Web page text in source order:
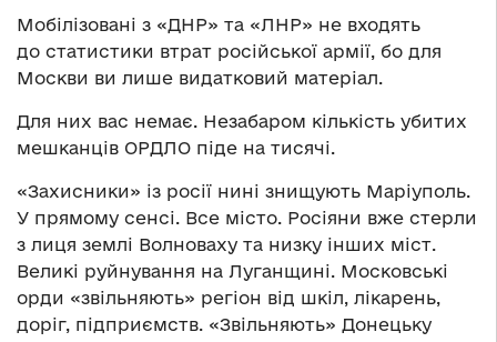
Мобілізовані з «ДНР» та «ЛНР» не входять
до статистики втрат російської армії, бо для
Москви ви лише видатковий матеріал.
Для них вас немає. Незабаром кількість убитих
мешканців ОРДЛО піде на тисячі.
«Захисники» із росії нині знищують Маріуполь.
У прямому сенсі. Все місто. Росіяни вже стерли
з лиця землі Волноваху та низку інших міст.
Великі руйнування на Луганщині. Московські
орди «звільняють» регіон від шкіл, лікарень,
доріг, підприємств. «Звільняють» Донецьку